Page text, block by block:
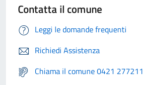
Contatta il comune
Leggi le domande frequenti
Richiedi Assistenza
Chiama il comune 0421 277211